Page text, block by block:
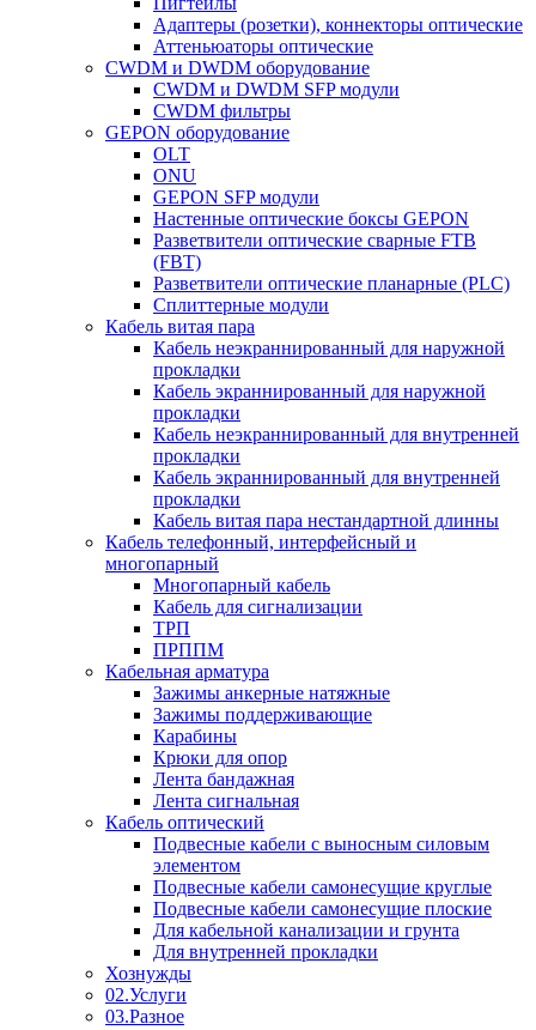
Адаптеры (розетки), коннекторы оптические
Аттеньюаторы оптические
CWDM и DWDM оборудование
CWDM и DWDM SFP модули
CWDM фильтры
GEPON оборудование
OLT
ONU
GEPON SFP модули
Настенные оптические боксы GEPON
Разветвители оптические сварные FTB
(FBT)
Разветвители оптические планарные (PLC)
Сплиттерные модули
Кабель витая пара
Кабель неэкраннированный для наружной
прокладки
Кабель экраннированный для наружной
прокладки
Кабель неэкраннированный для внутренней
прокладки
Кабель экраннированный для внутренней
прокладки
Кабель витая пара нестандартной длинны
Кабель телефонный, интерфейсный и
многопарный
Многопарный кабель
Кабель для сигнализации
ТРП
ПРППМ
Кабельная арматура
Зажимы анкерные натяжные
Зажимы поддерживающие
Карабины
Крюки для опор
Лента бандажная
Лента сигнальная
Кабель оптический
Подвесные кабели с выносным силовым
элементом
Подвесные кабели самонесущие круглые
Подвесные кабели самонесущие плоские
Для кабельной канализации и грунта
Для внутренней прокладки
Хознужды
02.Услуги
03.Разное